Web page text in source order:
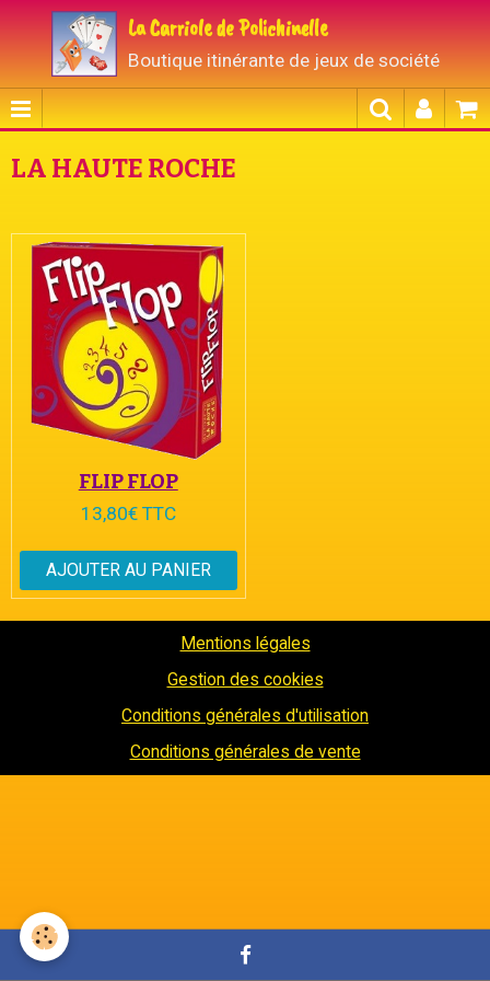
La Carriole de Polichinelle
Boutique itinérante de jeux de société
LA HAUTE ROCHE
FLIP FLOP
13,80€ TTC
AJOUTER AU PANIER
Mentions légales
Gestion des cookies
Conditions générales d'utilisation
Conditions générales de vente